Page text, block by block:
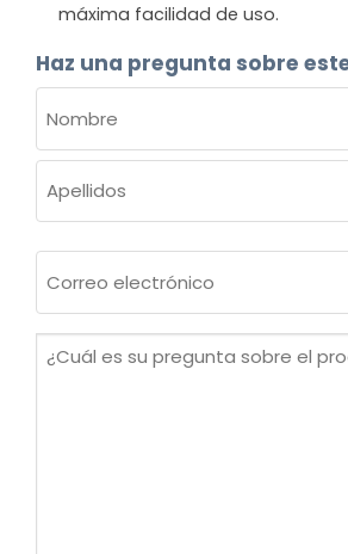
máxima facilidad de uso.
Haz una pregunta sobre
(OBLIGATORIO)
Nombre
electrónico
¿Cuál